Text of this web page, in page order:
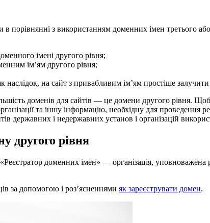
порівнянні з використанням доменних імен третього
імені другого рівня;
ім’ям другого рівня;
наслідок, на сайт з привабливим ім’ям простіше
доменів для сайтів — це домени другого рівня.
та іншу інформацію, необхідну для проведення
державних і недержавних установ і організацій
другого рівня
доменних імен» — організація, уповноважена
за допомогою і роз’ясненнями як зареєструвати домен.